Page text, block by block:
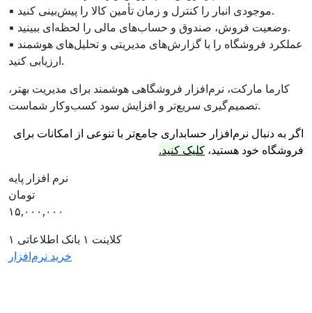
▪ موجودی انبار را کنترل و زمان تأمین کالا را پیش‌بینی کنید.
▪ وضعیت فروش، صندوق و حساب‌های مالی را لحظه‌ای ببینید.
▪ عملکرد فروشگاه را با گزارش‌های مدیریتی و تحلیل‌های هوشمند
ارزیابی کنید.
کارما مارکت، نرم‌افزار فروشگاهی هوشمند برای مدیریت بهتر،
تصمیم‌گیری سریع‌تر و افزایش سود کسب‌وکار شماست.
اگر به دنبال نرم‌افزار حسابداری جامع‌تر با تنوعی از امکانات برای
فروشگاه خود هستید، کلیک کنید.
نرم افزار پایه
تومان
۱۵,۰۰۰,۰۰۰
۱ کلاینت ۱ بانک اطلاعاتی
خرید نرم‌افزار